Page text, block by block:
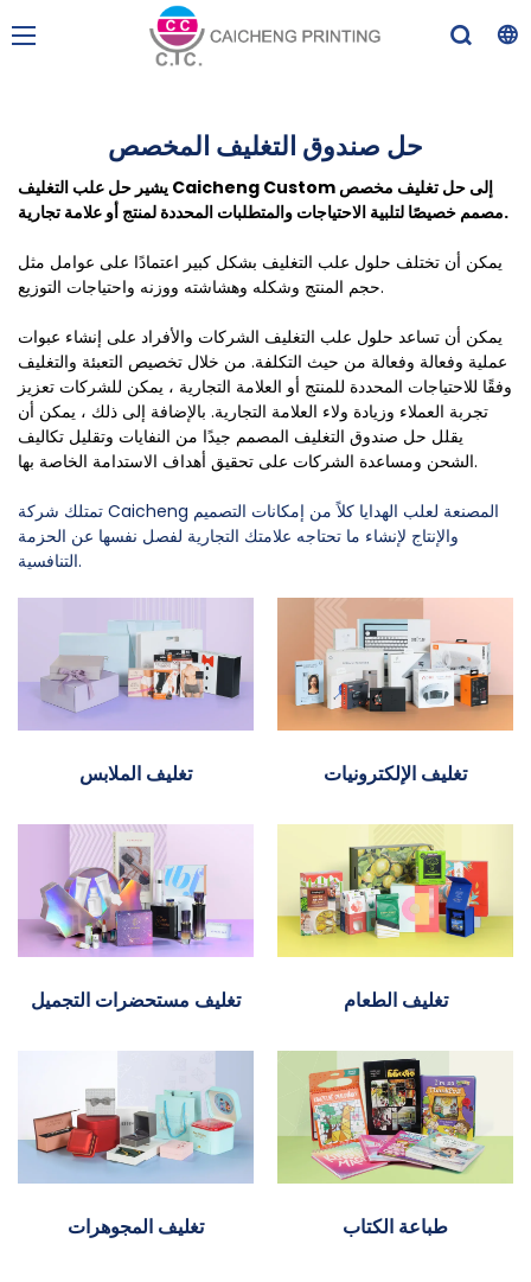
حل صندوق التغليف المخصص
يشير حل علب التغليف Caicheng Custom إلى حل تغليف مخصص
مصمم خصيصًا لتلبية الاحتياجات والمتطلبات المحددة لمنتج أو علامة تجارية.
يمكن أن تختلف حلول علب التغليف بشكل كبير اعتمادًا على عوامل مثل
حجم المنتج وشكله وهشاشته ووزنه واحتياجات التوزيع.
يمكن أن تساعد حلول علب التغليف الشركات والأفراد على إنشاء عبوات
عملية وفعالة وفعالة من حيث التكلفة. من خلال تخصيص التعبئة والتغليف
وفقًا للاحتياجات المحددة للمنتج أو العلامة التجارية ، يمكن للشركات تعزيز
تجربة العملاء وزيادة ولاء العلامة التجارية. بالإضافة إلى ذلك ، يمكن أن
يقلل حل صندوق التغليف المصمم جيدًا من النفايات وتقليل تكاليف
الشحن ومساعدة الشركات على تحقيق أهداف الاستدامة الخاصة بها.
تمتلك شركة Caicheng المصنعة لعلب الهدايا كلاً من إمكانات التصميم
والإنتاج لإنشاء ما تحتاجه علامتك التجارية لفصل نفسها عن الحزمة
التنافسية.
تغليف الملابس تغليف الإلكترونيات
تغليف مستحضرات التجميل تغليف الطعام
تغليف المجوهرات طباعة الكتاب